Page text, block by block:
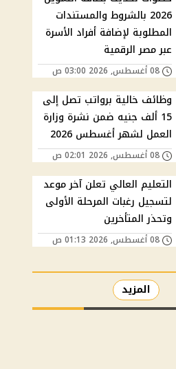
2026 بالشروط والمستندات
المطلوبة لإضافة أفراد الأسرة
عبر مصر الرقمية
08 أغسطس, 2026 03:00 ص
وظائف خالية برواتب تصل إلى
15 ألف جنيه ضمن نشرة وزارة
العمل لشهر أغسطس 2026
08 أغسطس, 2026 02:01 ص
التعليم العالي تعلن آخر موعد
لتسجيل رغبات المرحلة الأولى
وتحذر المتأخرين
08 أغسطس, 2026 01:13 ص
المزيد